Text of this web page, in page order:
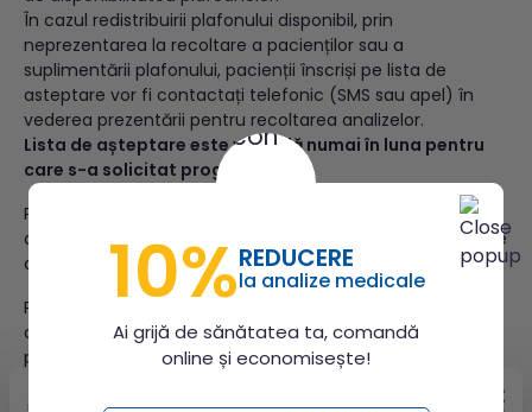
În cazul redistribuirii plafonului disponibil, prin
neprezentarea la recoltare a pacienților sau a
suplimentării plafonului, pacienții înscriși pe lista de
asteptare vor fi contactați telefonic (SMS sau apel) în
vederea prezentării pentru recoltarea analizelor.
Lista de așteptare este valabilă numai în luna pentru
care s-a solicitat programarea.
Programările se efectuează tuturor asiguraților, indiferent
de Casa de Asigurări de Sănătate cu care se află în relație
contractuală medicul trimițător.
Probele de urină și materii fecale pentru efectuarea
analizelor decontate de către Casele de Asigurări vor fi
predate în ziua recoltării.În caz contrar, aceste analize nu
10%REDUCERE
la analize medicale
Ai grijă de sănătatea ta, comandă
online și economisește!